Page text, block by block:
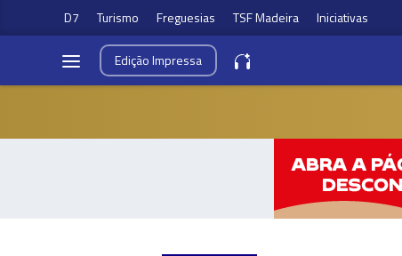
D7 Turismo Freguesias TSF Madeira Iniciativas
EdiçãoImpressa